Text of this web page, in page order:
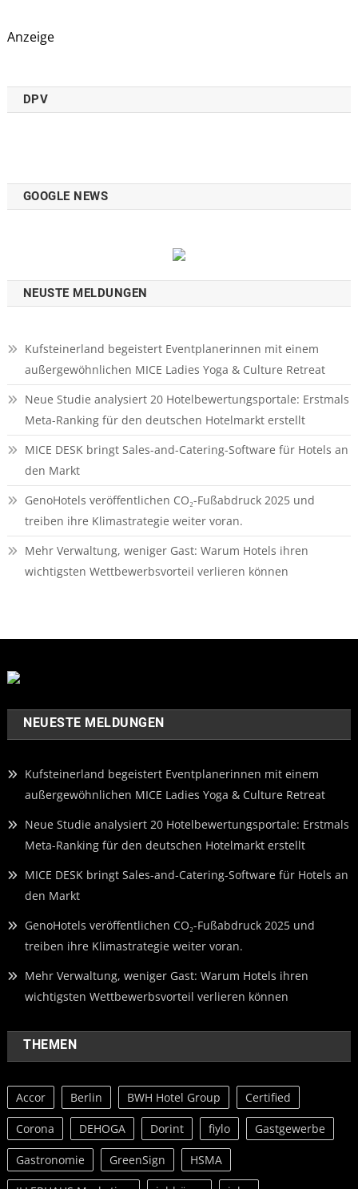
Anzeige
DPV
GOOGLE NEWS
NEUSTE MELDUNGEN
Kufsteinerland begeistert Eventplanerinnen mit einem
außergewöhnlichen MICE Ladies Yoga & Culture Retreat
Neue Studie analysiert 20 Hotelbewertungsportale: Erstmals
Meta-Ranking für den deutschen Hotelmarkt erstellt
MICE DESK bringt Sales-and-Catering-Software für Hotels an
den Markt
GenoHotels veröffentlichen CO₂-Fußabdruck 2025 und
treiben ihre Klimastrategie weiter voran.
Mehr Verwaltung, weniger Gast: Warum Hotels ihren
wichtigsten Wettbewerbsvorteil verlieren können
NEUESTE MELDUNGEN
Kufsteinerland begeistert Eventplanerinnen mit einem
außergewöhnlichen MICE Ladies Yoga & Culture Retreat
Neue Studie analysiert 20 Hotelbewertungsportale: Erstmals
Meta-Ranking für den deutschen Hotelmarkt erstellt
MICE DESK bringt Sales-and-Catering-Software für Hotels an
den Markt
GenoHotels veröffentlichen CO₂-Fußabdruck 2025 und
treiben ihre Klimastrategie weiter voran.
Mehr Verwaltung, weniger Gast: Warum Hotels ihren
wichtigsten Wettbewerbsvorteil verlieren können
THEMEN
Accor Berlin BWH Hotel Group Certified
Corona DEHOGA Dorint fiylo Gastgewerbe
Gastronomie GreenSign HSMA